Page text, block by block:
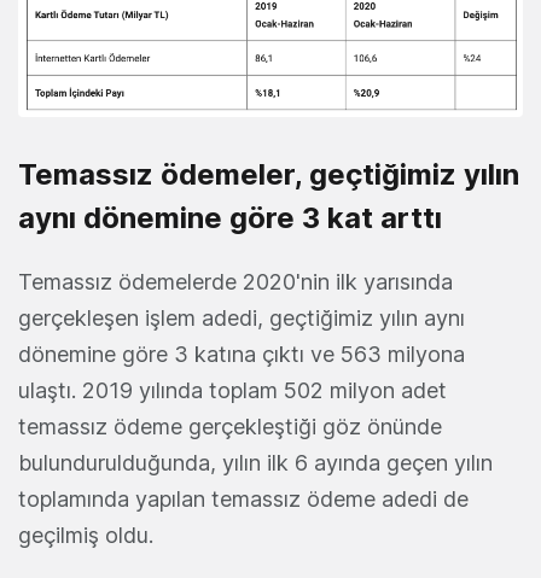
Temassız ödemeler, geçtiğimiz yılın
aynı dönemine göre 3 kat arttı
Temassız ödemelerde 2020'nin ilk yarısında
gerçekleşen işlem adedi, geçtiğimiz yılın aynı
dönemine göre 3 katına çıktı ve 563 milyona
ulaştı. 2019 yılında toplam 502 milyon adet
temassız ödeme gerçekleştiği göz önünde
bulundurulduğunda, yılın ilk 6 ayında geçen yılın
toplamında yapılan temassız ödeme adedi de
geçilmiş oldu.